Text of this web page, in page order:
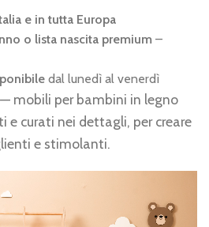
e in tutta Europa
o lista nascita premium –
dal lunedì al venerdì
— mobili per bambini in legno
e curati nei dettagli, per creare
e stimolanti.